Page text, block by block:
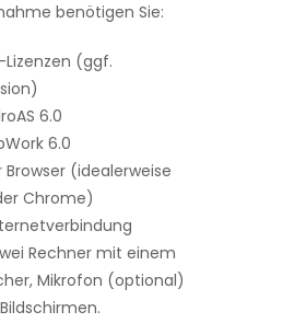
benötigen Sie:
(ggf.
6.0
6.0
Browser (idealerweise
Chrome)
Rechner mit einem
Mikrofon (optional)